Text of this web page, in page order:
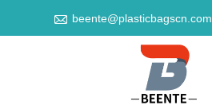
 beente@plasticbagscn.com